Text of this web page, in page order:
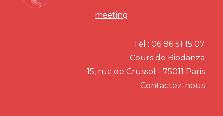
meeting
Tel : 06 86 51 15 07
Cours de Biodanza
15, rue de Crussol - 75011 Paris
Contactez-nous